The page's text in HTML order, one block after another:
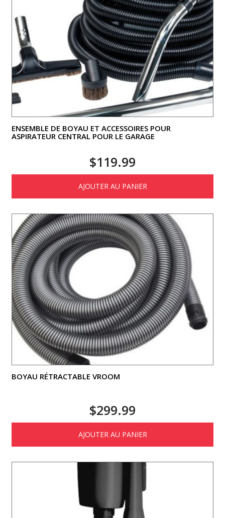
ENSEMBLE DE BOYAU ET ACCESSOIRES POUR
ASPIRATEUR CENTRAL POUR LE GARAGE
$119.99
AJOUTER AU PANIER
BOYAU RÉTRACTABLE VROOM
$299.99
AJOUTER AU PANIER